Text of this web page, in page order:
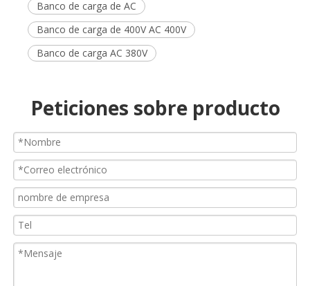
Banco de carga de AC
Banco de carga de 400V AC 400V
Banco de carga AC 380V
Peticiones sobre producto